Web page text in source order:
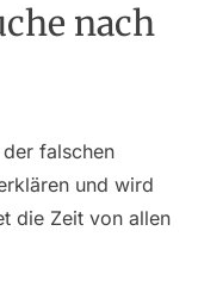
nach
falschen
und wird
die Zeit von allen